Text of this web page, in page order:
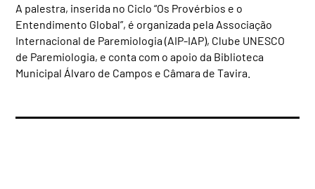
A palestra, inserida no Ciclo “Os Provérbios e o
Entendimento Global”, é organizada pela Associação
Internacional de Paremiologia (AIP-IAP), Clube UNESCO
de Paremiologia, e conta com o apoio da Biblioteca
Municipal Álvaro de Campos e Câmara de Tavira.